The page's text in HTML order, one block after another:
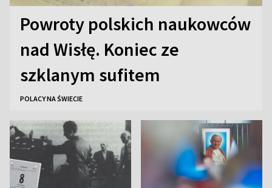
Powroty polskich naukowców
nad Wisłę. Koniec ze
szklanym sufitem
POLACY NA ŚWIECIE